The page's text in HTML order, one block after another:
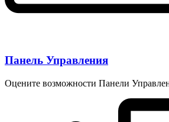
Панель Управления
Оцените возможности Панели